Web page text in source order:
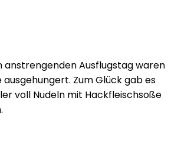
anstrengenden Ausflugstag waren
ausgehungert. Zum Glück gab es
voll Nudeln mit Hackfleischsoße